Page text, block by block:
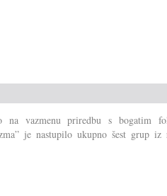
vazmenu priredbu s bogatim
je nastupilo ukupno šest grup iz